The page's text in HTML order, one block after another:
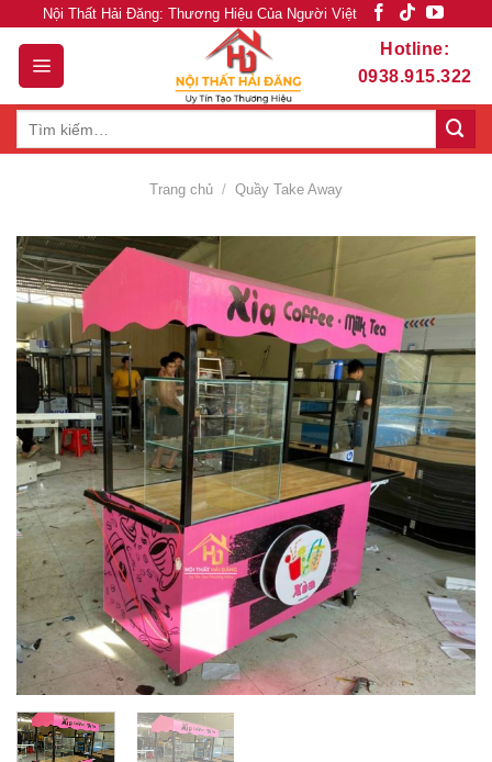
content
Nội Thất Hải Đăng: Thương Hiệu Của Người Việt
Hotline:
0938.915.322
Trang chủ / Quầy Take Away